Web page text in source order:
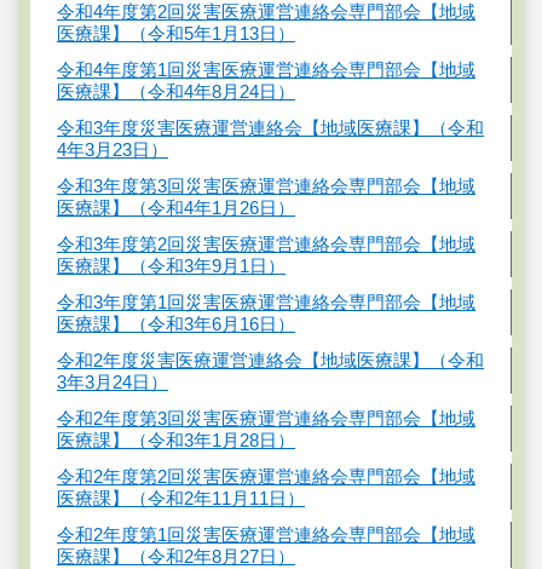
令和4年度第2回災害医療運営連絡会専門部会【地域
医療課】（令和5年1月13日）
令和4年度第1回災害医療運営連絡会専門部会【地域
医療課】（令和4年8月24日）
令和3年度災害医療運営連絡会【地域医療課】（令和
4年3月23日）
令和3年度第3回災害医療運営連絡会専門部会【地域
医療課】（令和4年1月26日）
令和3年度第2回災害医療運営連絡会専門部会【地域
医療課】（令和3年9月1日）
令和3年度第1回災害医療運営連絡会専門部会【地域
医療課】（令和3年6月16日）
令和2年度災害医療運営連絡会【地域医療課】（令和
3年3月24日）
令和2年度第3回災害医療運営連絡会専門部会【地域
医療課】（令和3年1月28日）
令和2年度第2回災害医療運営連絡会専門部会【地域
医療課】（令和2年11月11日）
令和2年度第1回災害医療運営連絡会専門部会【地域
医療課】（令和2年8月27日）